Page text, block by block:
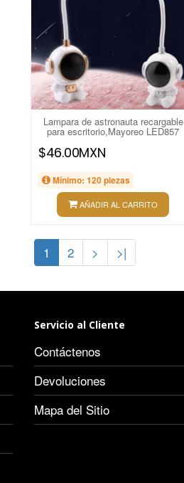
Lampara de astronauta recargable
para escritorio,Mayoreo LED857
$46.00MXN
Mínimo: 120 piezas
AÑADIR AL CARRITO
1 2 > >|
Servicio al Cliente
Contáctenos
Devoluciones
Mapa del Sitio